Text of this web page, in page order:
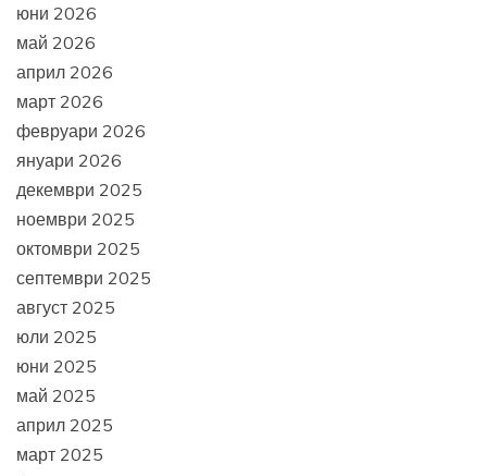
юни 2026
май 2026
април 2026
март 2026
февруари 2026
януари 2026
декември 2025
ноември 2025
октомври 2025
септември 2025
август 2025
юли 2025
юни 2025
май 2025
април 2025
март 2025